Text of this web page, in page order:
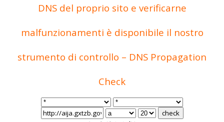
DNS del proprio sito e verificarne
malfunzionamenti è disponibile il nostro
strumento di controllo – DNS Propagation
Check